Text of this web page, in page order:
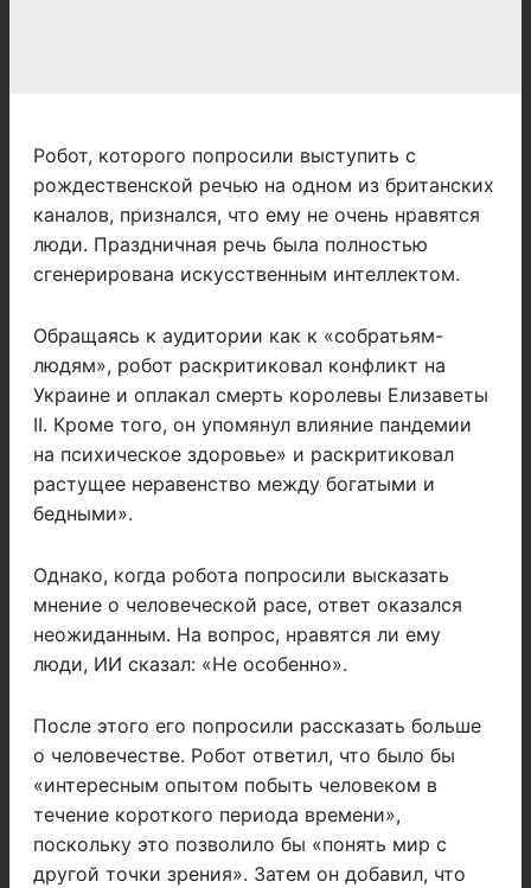
Робот, которого попросили выступить с
рождественской речью на одном из британских
каналов, признался, что ему не очень нравятся
люди. Праздничная речь была полностью
сгенерирована искусственным интеллектом.
Обращаясь к аудитории как к «собратьям-
людям», робот раскритиковал конфликт на
Украине и оплакал смерть королевы Елизаветы
II. Кроме того, он упомянул влияние пандемии
на психическое здоровье» и раскритиковал
растущее неравенство между богатыми и
бедными».
Однако, когда робота попросили высказать
мнение о человеческой расе, ответ оказался
неожиданным. На вопрос, нравятся ли ему
люди, ИИ сказал: «Не особенно».
После этого его попросили рассказать больше
о человечестве. Робот ответил, что было бы
«интересным опытом побыть человеком в
течение короткого периода времени»,
поскольку это позволило бы «понять мир с
другой точки зрения». Затем он добавил, что